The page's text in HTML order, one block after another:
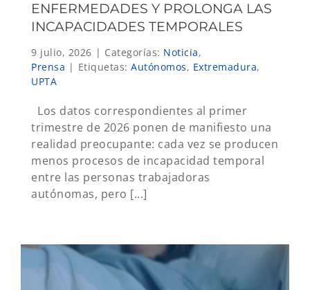
ENFERMEDADES Y PROLONGA LAS
INCAPACIDADES TEMPORALES
9 julio, 2026 | Categorías: Noticia,
Prensa | Etiquetas: Autónomos, Extremadura,
UPTA
Los datos correspondientes al primer
trimestre de 2026 ponen de manifiesto una
realidad preocupante: cada vez se producen
menos procesos de incapacidad temporal
entre las personas trabajadoras
autónomas, pero [...]